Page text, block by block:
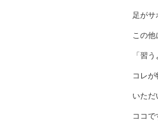
足がサ
この
「習
コレが
いただ
ココで